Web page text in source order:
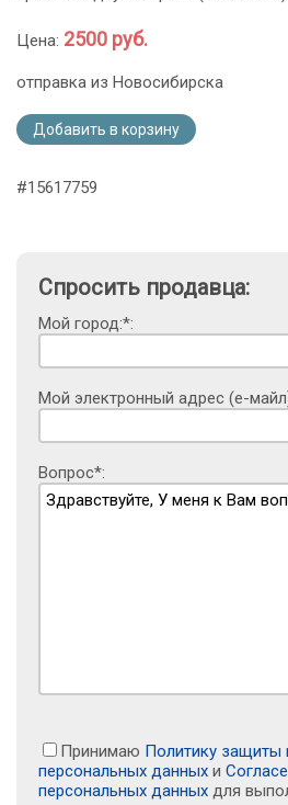
Цена: 2500 руб.
отправка из Новосибирска
Добавить в корзину
#15617759
Спросить продавца:
Мой город:*:
Мой электронный адрес (е-
Вопрос*:
Принимаю Политику защиты
персональных данных и
персональных данных для